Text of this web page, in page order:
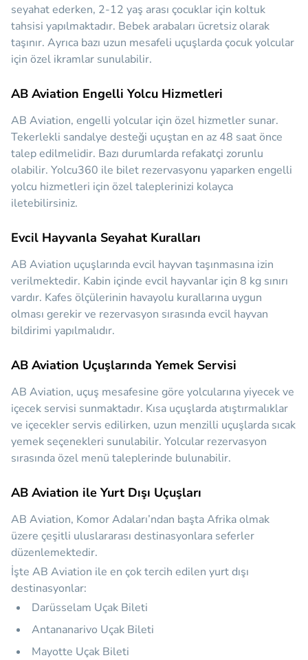
seyahat ederken, 2-12 yaş arası çocuklar için koltuk
tahsisi yapılmaktadır. Bebek arabaları ücretsiz olarak
taşınır. Ayrıca bazı uzun mesafeli uçuşlarda çocuk yolcular
için özel ikramlar sunulabilir.
AB Aviation Engelli Yolcu Hizmetleri
AB Aviation, engelli yolcular için özel hizmetler sunar.
Tekerlekli sandalye desteği uçuştan en az 48 saat önce
talep edilmelidir. Bazı durumlarda refakatçi zorunlu
olabilir. Yolcu360 ile bilet rezervasyonu yaparken engelli
yolcu hizmetleri için özel taleplerinizi kolayca
iletebilirsiniz.
Evcil Hayvanla Seyahat Kuralları
AB Aviation uçuşlarında evcil hayvan taşınmasına izin
verilmektedir. Kabin içinde evcil hayvanlar için 8 kg sınırı
vardır. Kafes ölçülerinin havayolu kurallarına uygun
olması gerekir ve rezervasyon sırasında evcil hayvan
bildirimi yapılmalıdır.
AB Aviation Uçuşlarında Yemek Servisi
AB Aviation, uçuş mesafesine göre yolcularına yiyecek ve
içecek servisi sunmaktadır. Kısa uçuşlarda atıştırmalıklar
ve içecekler servis edilirken, uzun menzilli uçuşlarda sıcak
yemek seçenekleri sunulabilir. Yolcular rezervasyon
sırasında özel menü taleplerinde bulunabilir.
AB Aviation ile Yurt Dışı Uçuşları
AB Aviation, Komor Adaları’ndan başta Afrika olmak
üzere çeşitli uluslararası destinasyonlara seferler
düzenlemektedir.
İşte AB Aviation ile en çok tercih edilen yurt dışı
destinasyonlar:
Darüsselam Uçak Bileti
Antananarivo Uçak Bileti
Mayotte Uçak Bileti